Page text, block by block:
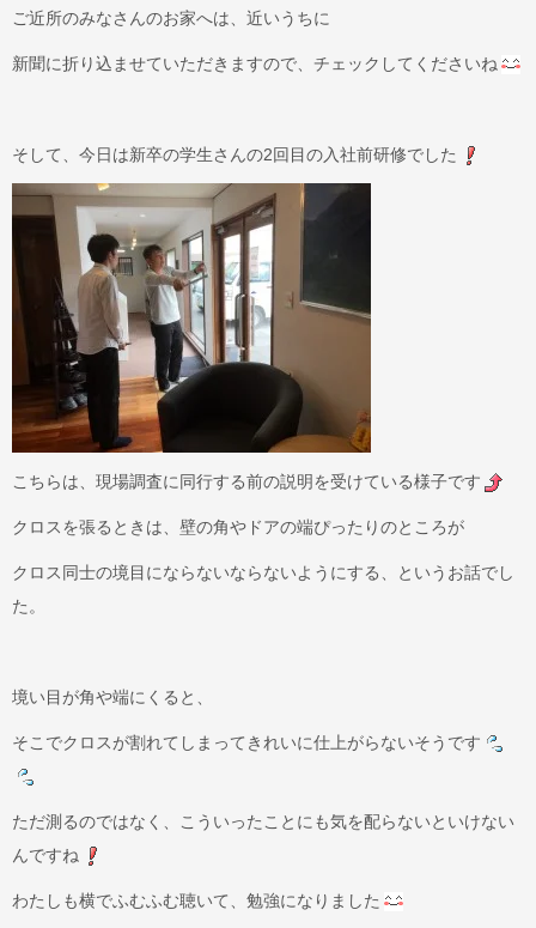
ご近所のみなさんのお家へは、近いうちに
新聞に折り込ませていただきますので、チェックしてくださいね
そして、今日は新卒の学生さんの2回目の入社前研修でした
こちらは、現場調査に同行する前の説明を受けている様子です
クロスを張るときは、壁の角やドアの端ぴったりのところが
クロス同士の境目にならないならないようにする、というお話でし
た。
境い目が角や端にくると、
そこでクロスが割れてしまってきれいに仕上がらないそうです
ただ測るのではなく、こういったことにも気を配らないといけない
んですね
わたしも横でふむふむ聴いて、勉強になりました